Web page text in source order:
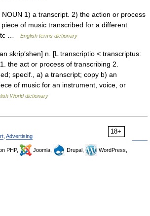
1) a transcript. 2) the action or process
of music transcribed for a different
…
English terms dictionary
skrip′shən] n. [L transcriptio < transcriptus:
the act or process of transcribing 2.
specif., a) a transcript; copy b) an
of music for an instrument, voice, or
World dictionary
18+
Advertising
PHP, Joomla, Drupal,
WordPress,